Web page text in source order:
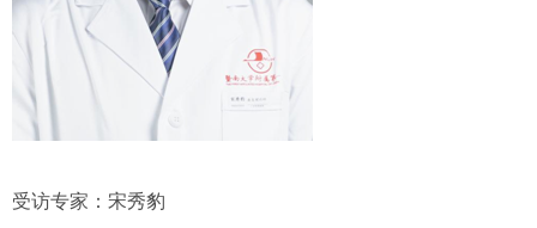
受访专家： 宋秀豹